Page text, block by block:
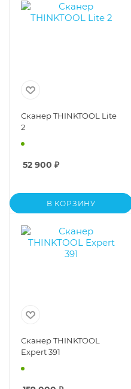
Сканер THINKTOOL Lite
2
52 900 ₽
В КОРЗИНУ
Сканер THINKTOOL
Expert 391